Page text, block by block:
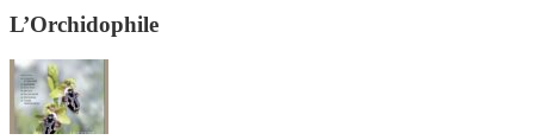
L’Orchidophile